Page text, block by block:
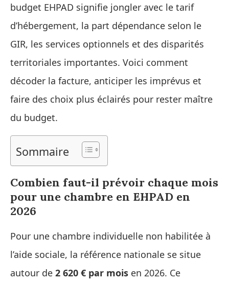
budget EHPAD signifie jongler avec le tarif
d’hébergement, la part dépendance selon le
GIR, les services optionnels et des disparités
territoriales importantes. Voici comment
décoder la facture, anticiper les imprévus et
faire des choix plus éclairés pour rester maître
du budget.
Sommaire
Combien faut-il prévoir chaque mois
pour une chambre en EHPAD en
2026
Pour une chambre individuelle non habilitée à
l’aide sociale, la référence nationale se situe
autour de 2 620 € par mois en 2026. Ce